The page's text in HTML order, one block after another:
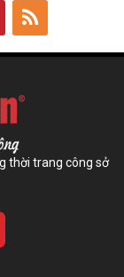
thời trang công sở